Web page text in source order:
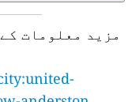
مزید معلومات